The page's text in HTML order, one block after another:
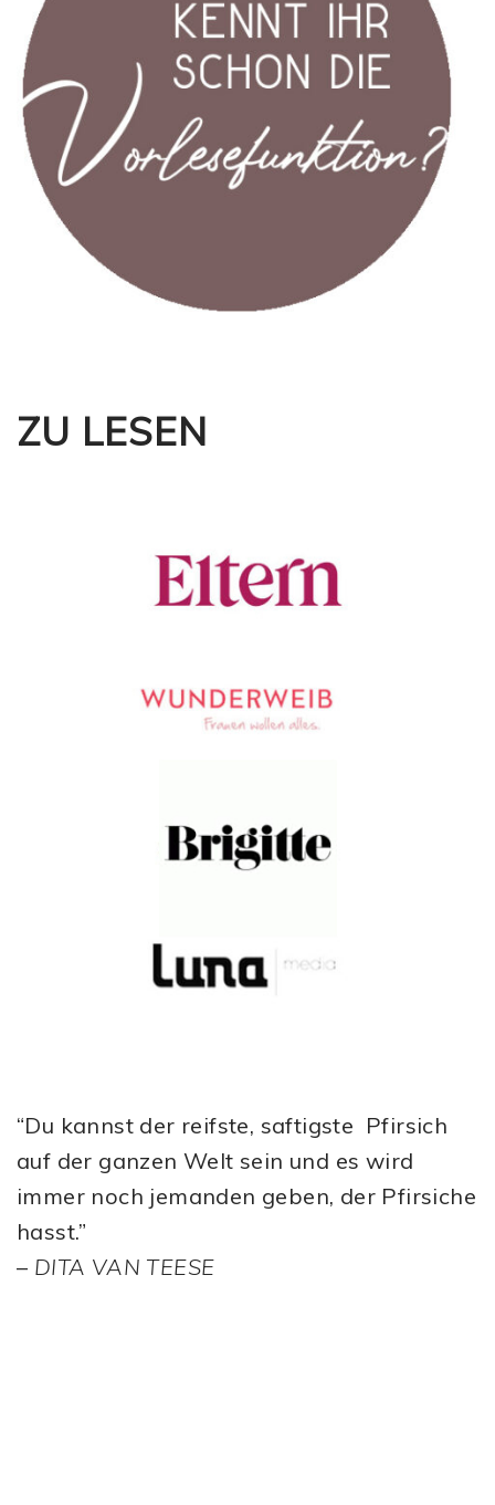
ZU LESEN
“Du kannst der reifste, saftigste Pfirsich
auf der ganzen Welt sein und es wird
immer noch jemanden geben, der Pfirsiche
hasst.”
– DITA VAN TEESE